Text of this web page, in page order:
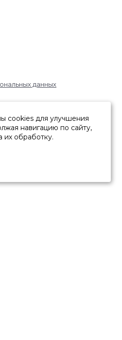
данных
cookies для улучшения
навигацию по сайту,
их обработку.